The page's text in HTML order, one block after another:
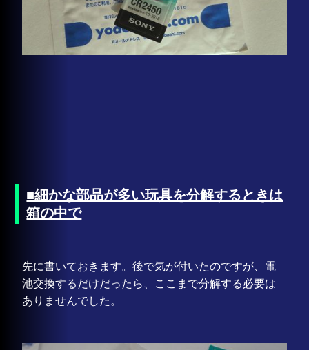
■細かな部品が多い玩具を分解するときは
箱の中で
先に書いておきます。後で気が付いたのですが、電
池交換するだけだったら、ここまで分解する必要は
ありませんでした。